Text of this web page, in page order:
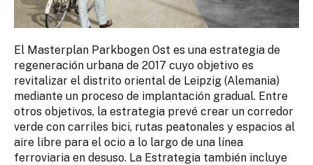
El Masterplan Parkbogen Ost es una estrategia de
regeneración urbana de 2017 cuyo objetivo es
revitalizar el distrito oriental de Leipzig (Alemania)
mediante un proceso de implantación gradual. Entre
otros objetivos, la estrategia prevé crear un corredor
verde con carriles bici, rutas peatonales y espacios al
aire libre para el ocio a lo largo de una línea
ferroviaria en desuso. La Estrategia también incluye